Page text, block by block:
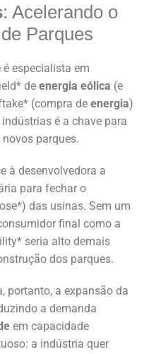
: Acelerando o
Parques
é especialista em
de energia eólica (e
(compra de energia)
é a chave para
novos parques.
à desenvolvedora a
para fechar o
das usinas. Sem um
final como a
seria alto demais
dos parques.
portanto, a expansão da
a demanda
em capacidade
a indústria quer